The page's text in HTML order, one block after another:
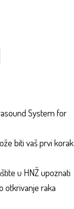
System for
biti vaš prvi korak
u HNŽ upoznati
otkrivanje raka